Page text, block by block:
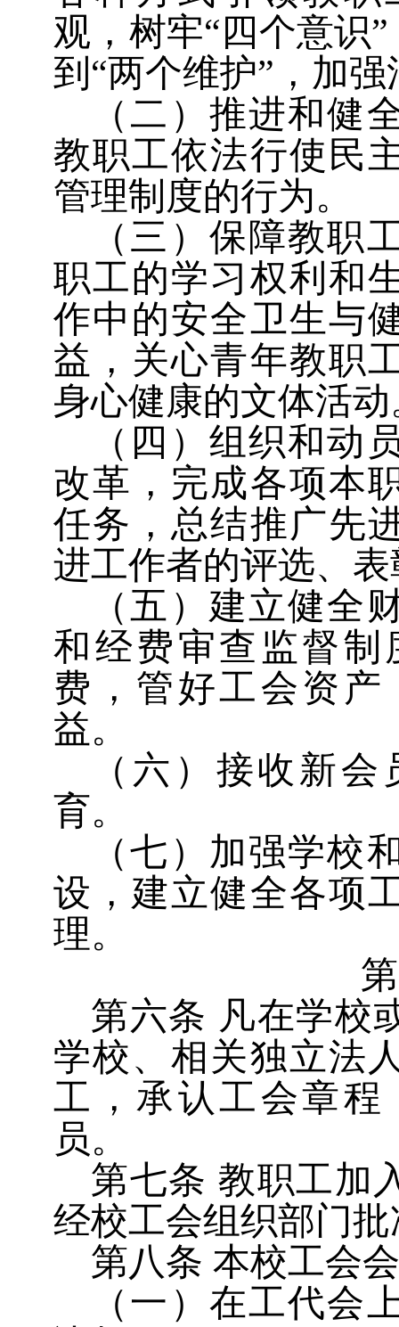
观，树牢“ 四个意识”
到 “两个维护” ，加
（二）推进和健
教职工依法行使民
管理制度的行为。
（三）保障教职
职工的学习权利和
作中的安全卫生与
益，关心青年教职
身心健康的文体活动
（四）组织和动
改革，完成各项本
任务，总结推广先
进工作者的评选、
（五）建立健全
和经费审查监督制
费，管好工会资
益。
（六）接收新
育。
（七）加强学校
设，建立健全各项
理。
第六条 凡在学校
学校、相关独立法
工，承认工会章程
员。
第七条 教职工加
经校工会组织部门
第八条 本校工会
（一）在工代会